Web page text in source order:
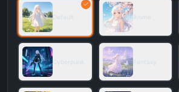
Anime
Fantasy